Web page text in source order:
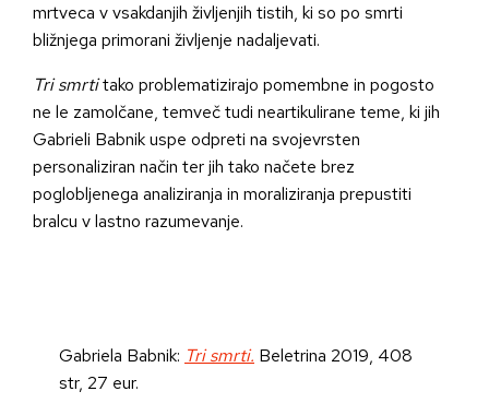
mrtveca v vsakdanjih življenjih tistih, ki so po smrti
bližnjega primorani življenje nadaljevati.
Tri smrtitako problematizirajo pomembne in pogosto
ne le zamolčane, temveč tudi neartikulirane teme, ki jih
Gabrieli Babnik uspe odpreti na svojevrsten
personaliziran način ter jih tako načete brez
poglobljenega analiziranja in moraliziranja prepustiti
bralcu v lastno razumevanje.
Gabriela Babnik: Tri smrti. Beletrina 2019, 408
str, 27 eur.